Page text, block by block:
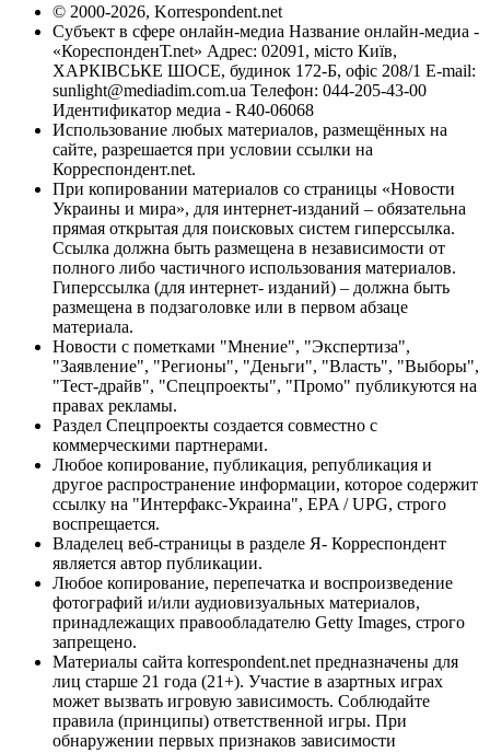
© 2000-2026, Korrespondent.net
Субъект в сфере онлайн-медиа Название онлайн-медиа -
«КореспонденТ.net» Адрес: 02091, місто Київ,
ХАРКІВСЬКЕ ШОСЕ, будинок 172-Б, офіс 208/1 E-mail:
sunlight@mediadim.com.ua Телефон: 044-205-43-00
Идентификатор медиа - R40-06068
Использование любых материалов, размещённых на
сайте, разрешается при условии ссылки на
Корреспондент.net.
При копировании материалов со страницы «Новости
Украины и мира», для интернет-изданий – обязательна
прямая открытая для поисковых систем гиперссылка.
Ссылка должна быть размещена в независимости от
полного либо частичного использования материалов.
Гиперссылка (для интернет- изданий) – должна быть
размещена в подзаголовке или в первом абзаце
материала.
Новости с пометками "Мнение", "Экспертиза",
"Заявление", "Регионы", "Деньги", "Власть", "Выборы",
"Тест-драйв", "Спецпроекты", "Промо" публикуются на
правах рекламы.
Раздел Спецпроекты создается совместно с
коммерческими партнерами.
Любое копирование, публикация, републикация и
другое распространение информации, которое содержит
ссылку на "Интерфакс-Украина", EPA / UPG, строго
воспрещается.
Владелец веб-страницы в разделе Я- Корреспондент
является автор публикации.
Любое копирование, перепечатка и воспроизведение
фотографий и/или аудиовизуальных материалов,
принадлежащих правообладателю Getty Images, строго
запрещено.
Материалы сайта korrespondent.net предназначены для
лиц старше 21 года (21+). Участие в азартных играх
может вызвать игровую зависимость. Соблюдайте
правила (принципы) ответственной игры. При
обнаружении первых признаков зависимости